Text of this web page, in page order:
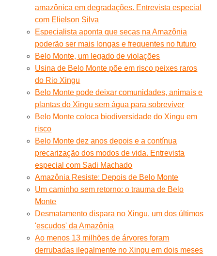
amazônica em degradações. Entrevista especial
com Elielson Silva
Especialista aponta que secas na Amazônia
poderão ser mais longas e frequentes no futuro
Belo Monte, um legado de violações
Usina de Belo Monte põe em risco peixes raros
do Rio Xingu
Belo Monte pode deixar comunidades, animais e
plantas do Xingu sem água para sobreviver
Belo Monte coloca biodiversidade do Xingu em
risco
Belo Monte dez anos depois e a contínua
precarização dos modos de vida. Entrevista
especial com Sadi Machado
Amazônia Resiste: Depois de Belo Monte
Um caminho sem retorno: o trauma de Belo
Monte
Desmatamento dispara no Xingu, um dos últimos
'escudos' da Amazônia
Ao menos 13 milhões de árvores foram
derrubadas ilegalmente no Xingu em dois meses